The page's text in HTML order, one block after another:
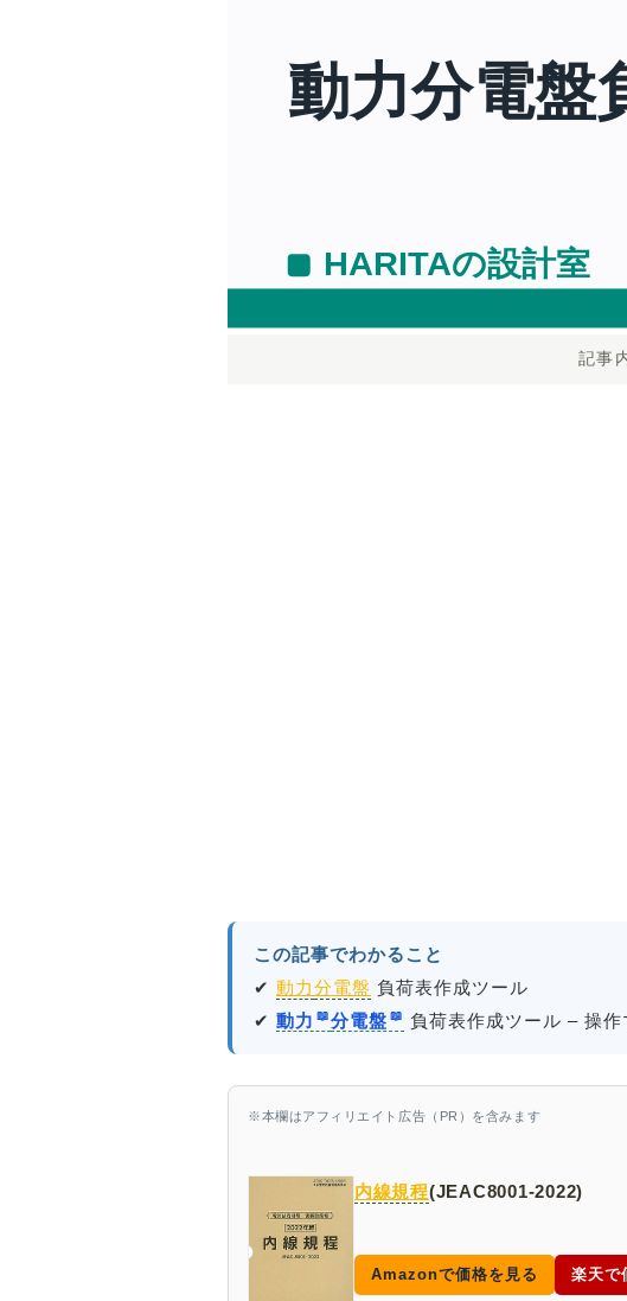
記事
この記事でわかること
✔ 動力分電盤 負荷表作成ツール
✔ 動力 分電盤 負荷表作成ツール – 操作
※本欄はアフィリエイト広告（PR）を含みます
内線規程(JEAC8001-2022)
Amazonで価格を見る 楽天で